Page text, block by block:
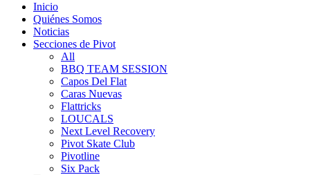
Inicio
Quiénes Somos
Noticias
Secciones de Pivot
All
BBQ TEAM SESSION
Capos Del Flat
Caras Nuevas
Flattricks
LOUCALS
Next Level Recovery
Pivot Skate Club
Pivotline
Six Pack